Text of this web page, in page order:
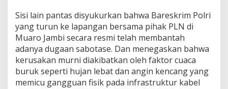
Sisi lain pantas disyukurkan bahwa Bareskrim Polri
yang turun ke lapangan bersama pihak PLN di
Muaro Jambi secara resmi telah membantah
adanya dugaan sabotase. Dan menegaskan bahwa
kerusakan murni diakibatkan oleh faktor cuaca
buruk seperti hujan lebat dan angin kencang yang
memicu gangguan fisik pada infrastruktur kabel